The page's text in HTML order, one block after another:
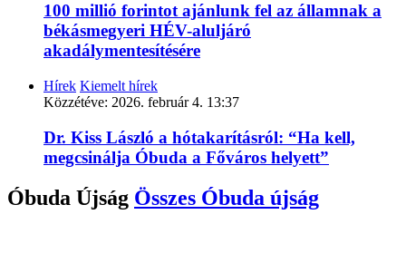
100 millió forintot ajánlunk fel az államnak a
békásmegyeri HÉV-aluljáró
akadálymentesítésére
Hírek Kiemelt hírek
Közzétéve: 2026. február 4. 13:37
Dr. Kiss László a hótakarításról: “Ha kell,
megcsinálja Óbuda a Főváros helyett”
Óbuda Újság Összes Óbuda újság